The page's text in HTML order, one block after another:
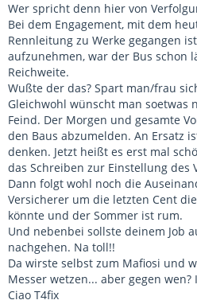
Wer spricht denn hier von
Bei dem Engagement, mit dem
Rennleitung zu Werke gegangen
aufzunehmen, war der Bus schon
Reichweite.
Wußte der das? Spart man/frau
Gleichwohl wünscht man soetwas
Feind. Der Morgen und gesamte
den Baus abzumelden. An Ersatz
denken. Jetzt heißt es erst mal
das Schreiben zur Einstellung des
Dann folgt wohl noch die
Versicherer um die letzten Cent
könnte und der Sommer ist rum.
Und nebenbei sollste deinem Job
nachgehen. Na toll!!
Da wirste selbst zum Mafiosi und
Messer wetzen... aber gegen wen?
Ciao T4fix